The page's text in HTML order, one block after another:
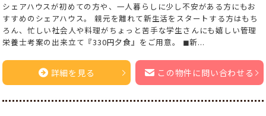
シェアハウスが初めての方や、一人暮らしに少し不安がある方にもお
すすめのシェアハウス。 親元を離れて新生活をスタートする方はもち
ろん、忙しい社会人や料理がちょっと苦手な学生さんにも嬉しい管理
栄養士考案の出来立て『330円夕食』をご用意。 ◼︎新...
詳細を見る この物件に問い合わせる